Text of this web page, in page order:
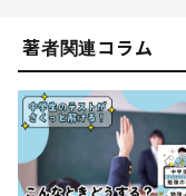
著者関連コラム